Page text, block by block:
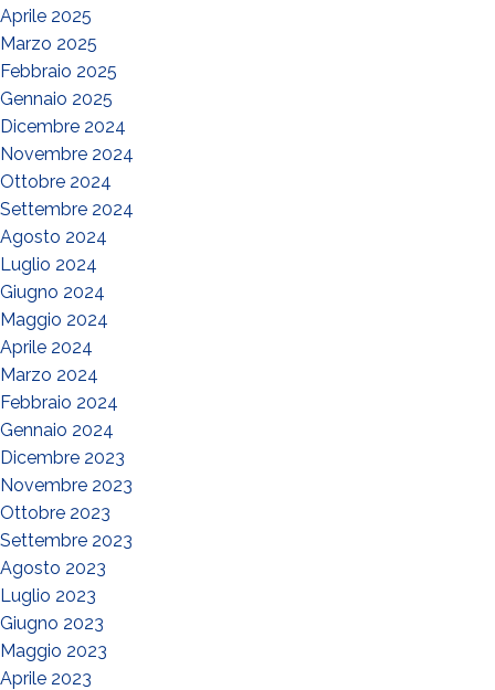
Aprile 2025
Marzo 2025
Febbraio 2025
Gennaio 2025
Dicembre 2024
Novembre 2024
Ottobre 2024
Settembre 2024
Agosto 2024
Luglio 2024
Giugno 2024
Maggio 2024
Aprile 2024
Marzo 2024
Febbraio 2024
Gennaio 2024
Dicembre 2023
Novembre 2023
Ottobre 2023
Settembre 2023
Agosto 2023
Luglio 2023
Giugno 2023
Maggio 2023
Aprile 2023